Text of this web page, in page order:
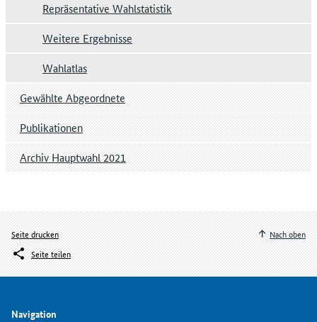
Repräsentative Wahlstatistik
Weitere Ergebnisse
Wahlatlas
Gewählte Abgeordnete
Publikationen
Archiv Hauptwahl 2021
Seite drucken
Seite teilen
Nach oben
Navigation